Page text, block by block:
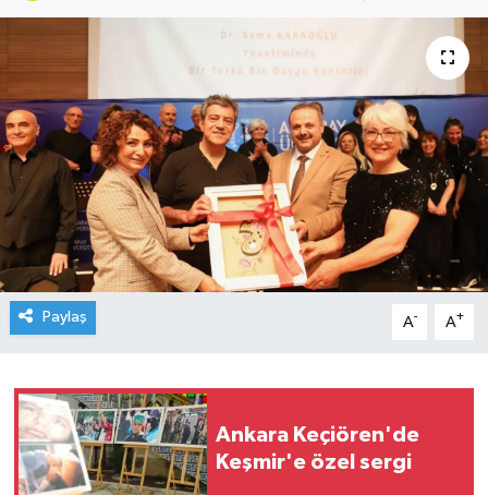
Paylaş A- A+
Ankara Keçiören'de
Keşmir'e özel sergi